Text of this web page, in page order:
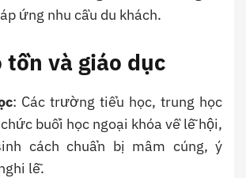
ứng nhu cầu du khách.
tồn và giáo dục
: Các trường tiểu học, trung học
buổi học ngoại khóa về lễ hội,
cách chuẩn bị mâm cúng, ý
lễ.